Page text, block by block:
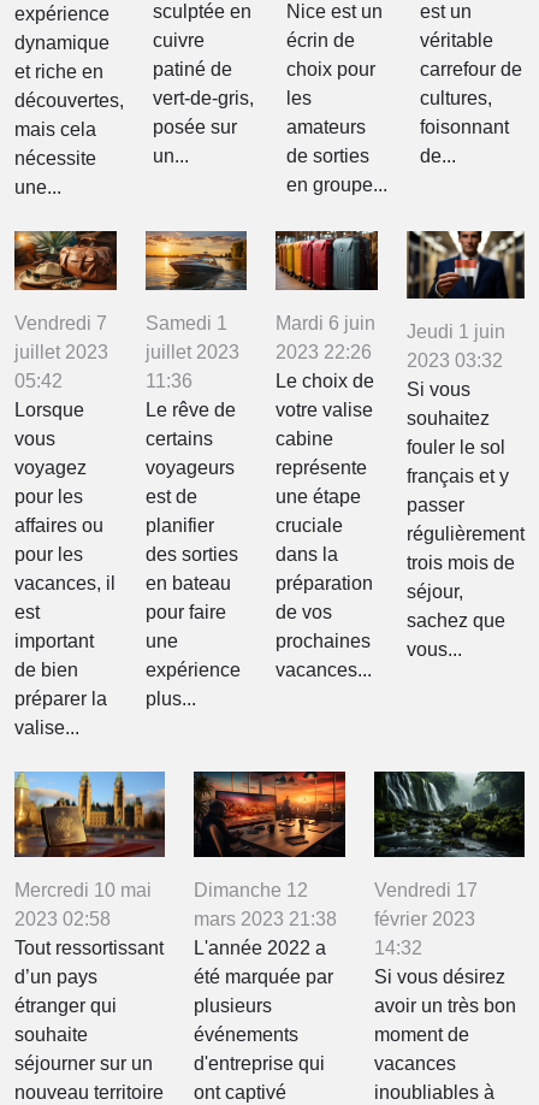
expérience
dynamique
et riche en
découvertes,
mais cela
nécessite
une...
sculptée en
cuivre
patiné de
vert-de-gris,
posée sur
un...
Nice est un
écrin de
choix pour
les
amateurs
de sorties
en groupe...
est un
véritable
carrefour de
cultures,
foisonnant
de...
Vendredi 7
juillet 2023
05:42
Lorsque
vous
voyagez
pour les
affaires ou
pour les
vacances, il
est
important
de bien
préparer la
valise...
Samedi 1
juillet 2023
11:36
Le rêve de
certains
voyageurs
est de
planifier
des sorties
en bateau
pour faire
une
expérience
plus...
Mardi 6 juin
2023 22:26
Le choix de
votre valise
cabine
représente
une étape
cruciale
dans la
préparation
de vos
prochaines
vacances...
Jeudi 1 juin
2023 03:32
Si vous
souhaitez
fouler le sol
français et y
passer
régulièrement
trois mois de
séjour,
sachez que
vous...
Mercredi 10 mai
2023 02:58
Tout ressortissant
d’un pays
étranger qui
souhaite
séjourner sur un
nouveau territoire
Dimanche 12
mars 2023 21:38
L'année 2022 a
été marquée par
plusieurs
événements
d'entreprise qui
ont captivé
Vendredi 17
février 2023
14:32
Si vous désirez
avoir un très bon
moment de
vacances
inoubliables à